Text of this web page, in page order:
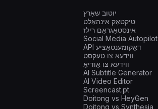
יוטוב שאָרץ
טיקטאָק אינהאַלט
אינסטאַגראַם רילז
Social Media Autopilot
API דאָקומענטאַציע
ווידעא צו טעקסט
ווידעא צו אַודיאָ
AI Subtitle Generator
AI Video Editor
Screencast.pt
Doitong vs HeyGen
Doitong vs Synthesia